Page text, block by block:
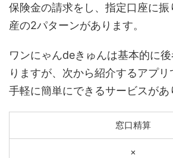
保険金の請求をし、指定口座に振
産の2パターンがあります。
ワンにゃんdeきゅんは基本的に
りますが、次から紹介するアプ
手軽に簡単にできるサービスがあ
窓口精算
×